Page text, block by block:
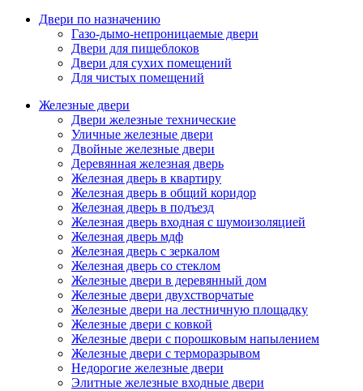
Двери по назначению
Газо-дымо-непроницаемые двери
Двери для пищеблоков
Двери для сухих помещений
Для чистых помещений
Железные двери
Двери железные технические
Уличные железные двери
Двойные железные двери
Деревянная железная дверь
Железная дверь в квартиру
Железная дверь в общий коридор
Железная дверь в подъезд
Железная дверь входная с шумоизоляцией
Железная дверь мдф
Железная дверь с зеркалом
Железная дверь со стеклом
Железные двери в деревянный дом
Железные двери двухстворчатые
Железные двери на лестничную площадку
Железные двери с ковкой
Железные двери с порошковым напылением
Железные двери с терморазрывом
Недорогие железные двери
Элитные железные входные двери